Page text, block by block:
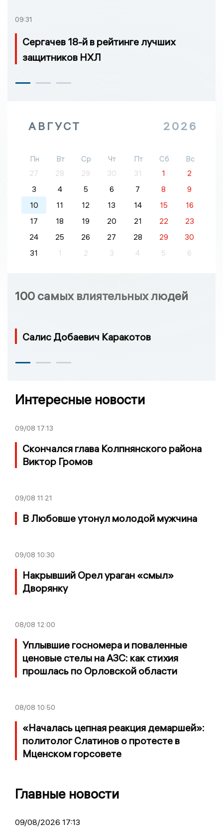
09:31
Сергачев 18-й в рейтинге лучших
защитников НХЛ
АВГУСТ 2026
Пн Вт Ср Чт Пт Сб
Вс
27
28 29 30 31 1
2
3
4 5 6 7 8
9
10
11 12 13 14 15
16
17
18 19 20 21 22
23
24
25 26 27 28 29
30
31
1 2 3 4 5 6
100 самых влиятельных людей
Салис Добаевич Каракотов
Интересные новости
09/08 17:13
Скончался глава Колпнянского района
Виктор Громов
09/08 11:21
В Любовше утонул молодой мужчина
09/08 10:30
Накрывший Орел ураган «смыл»
Дворянку
08/08 12:00
Уплывшие госномера и поваленные
ценовые стелы на АЗС: как стихия
прошлась по Орловской области
08/08 10:50
«Началась цепная реакция демаршей»:
политолог Слатинов о протесте в
Мценском горсовете
Главные новости
09/08/2026 17:13